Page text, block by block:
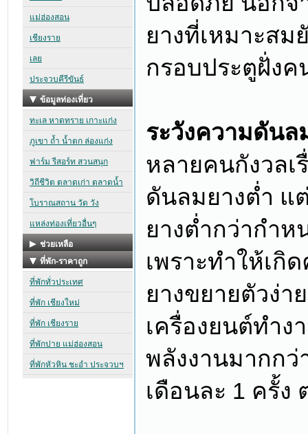
ยางที่เหมาะสม
กรอบประตูฝั่ง
ระวังความดันล
หลายคนกังวลเ
ดันลมยางต่ำ แ
ยางต่ำกว่ากำห
เพราะทำให้เ
ยางขยายตัวง่า
เครื่องยนต์ทำ
พลังงานมากกว่
เดือนละ 1 ครั้ง